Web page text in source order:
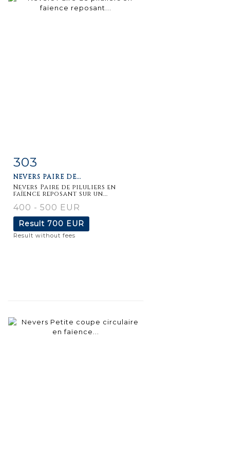
Item detail
303
NEVERS PAIRE DE...
Nevers Paire de piluliers en
faïence reposant sur un...
400 - 500 EUR
Result 700 EUR
Result without fees